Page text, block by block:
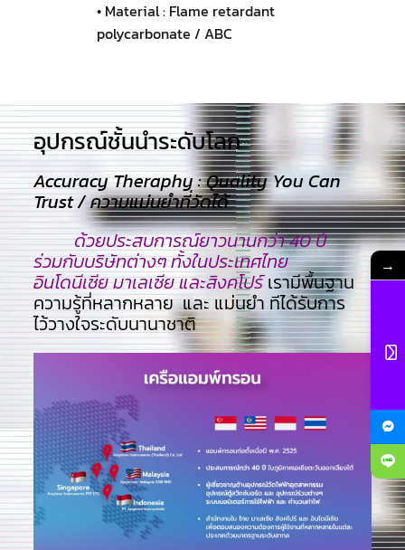
• Material : Flame retardant
polycarbonate / ABC
อุปกรณ์ชั้นนำระดับโลก​
Accuracy Theraphy : Quality You Can
Trust / ความแม่นยำที่วัดได้
ด้วยประสบการณ์ยาวนานกว่า 40 ปี
ร่วมกับบริษัทต่างๆ ทั้งในประเทศไทย
อินโดนีเซีย มาเลเซีย และสิงคโปร์เรามีพื้นฐาน
ความรู้ที่หลากหลาย และ แม่นยำ ทีไ่ด้รับการ
ไว้วางใจระดับนานาชาติ
→